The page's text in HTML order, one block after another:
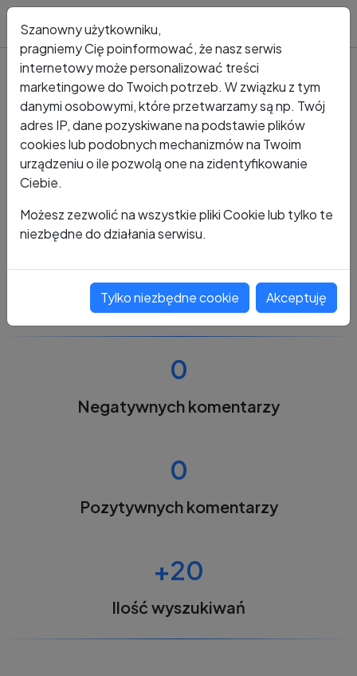
Kto dzwonił? Numer +48 124 004 419
+48 124 004 419
0
Negatywnych komentarzy
0
Pozytywnych komentarzy
+20
Ilość wyszukiwań
Szanowny użytkowniku,
pragniemy Cię poinformować, że nasz serwis
internetowy może personalizować treści
marketingowe do Twoich potrzeb. W związku z tym
danymi osobowymi, które przetwarzamy są np. Twój
adres IP, dane pozyskiwane na podstawie plików
cookies lub podobnych mechanizmów na Twoim
urządzeniu o ile pozwolą one na zidentyfikowanie
Ciebie.
Możesz zezwolić na wszystkie pliki Cookie lub tylko te
niezbędne do działania serwisu.
Tylko niezbędne cookie Akceptuję